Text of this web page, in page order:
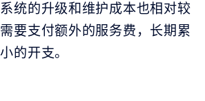
统的升级和维护成本也相对较
要支付额外的服务费，长期累
的开支。